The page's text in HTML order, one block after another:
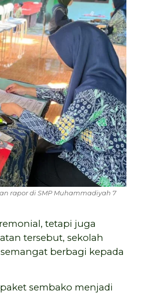
rapor di SMP Muhammadiyah 7
tetapi juga
tersebut, sekolah
berbagi kepada
sembako menjadi